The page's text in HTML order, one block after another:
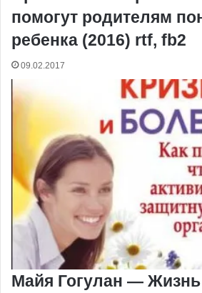
помогут родителям
ребенка (2016) rtf, fb2
09.02.2017
Майя Гогулан — Жизнь